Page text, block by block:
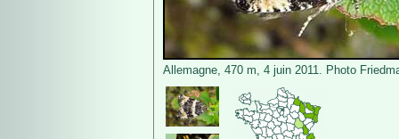
Allemagne, 470 m, 4 juin 2011. Photo